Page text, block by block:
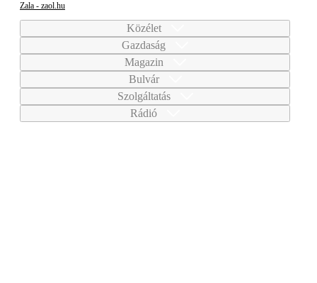
Zala - zaol.hu
Közélet
Gazdaság
Magazin
Bulvár
Szolgáltatás
Rádió